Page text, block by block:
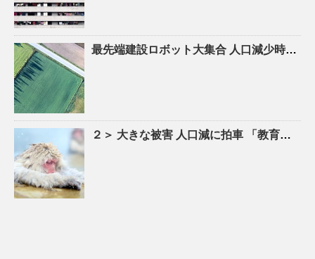
最先端建設ロボット大集合 人口 減少時代の建設現場を救え！ – YouTube
２＞ 大きな被害 人口 減に拍車 「教育のまち」で移住促進｜特集 – 苫小牧民報